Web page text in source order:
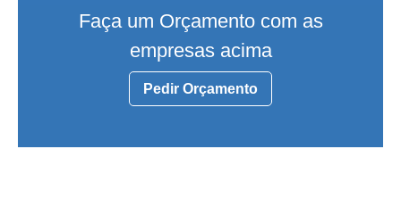
Faça um Orçamento com as
empresas acima
Pedir Orçamento